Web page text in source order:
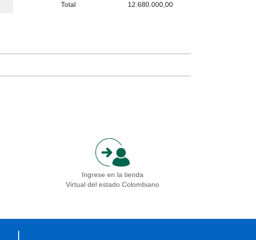
Total 12.680.000,00
Ingrese en la tienda
Virtual del estado Colombiano